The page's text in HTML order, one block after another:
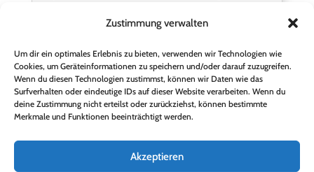
Zustimmung verwalten
Um dir ein optimales Erlebnis zu bieten, verwenden wir Technologien wie
Cookies, um Geräteinformationen zu speichern und/oder darauf zuzugreifen.
Wenn du diesen Technologien zustimmst, können wir Daten wie das
Surfverhalten oder eindeutige IDs auf dieser Website verarbeiten. Wenn du
deine Zustimmung nicht erteilst oder zurückziehst, können bestimmte
Merkmale und Funktionen beeinträchtigt werden.
Akzeptieren
mit insgesamt 26 m², bestehend aus...
WEITERLESEN